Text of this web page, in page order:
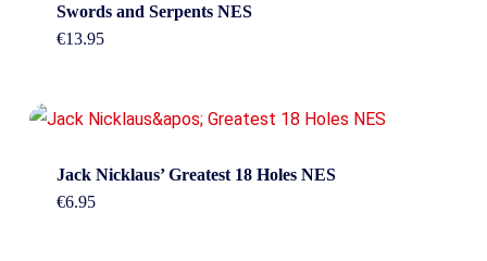
Swords and Serpents NES
€13.95
Jack Nicklaus’ Greatest 18 Holes NES
€6.95